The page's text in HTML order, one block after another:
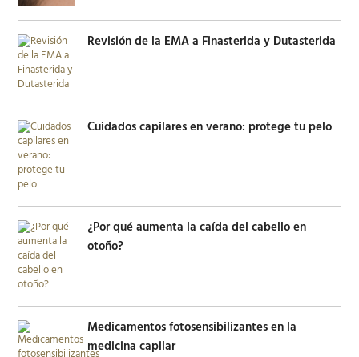
Revisión de la EMA a Finasterida y Dutasterida
Cuidados capilares en verano: protege tu pelo
¿Por qué aumenta la caída del cabello en
otoño?
Medicamentos fotosensibilizantes en la
medicina capilar